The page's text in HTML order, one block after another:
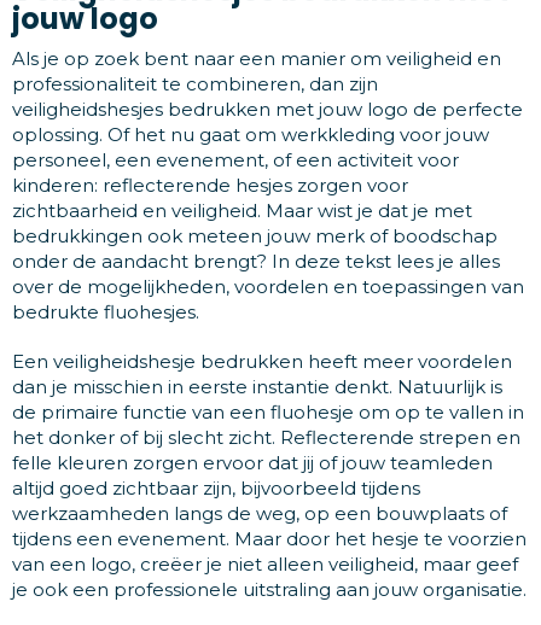
jouw logo
Als je op zoek bent naar een manier om veiligheid en
professionaliteit te combineren, dan zijn
veiligheidshesjes bedrukken met jouw logo de perfecte
oplossing. Of het nu gaat om werkkleding voor jouw
personeel, een evenement, of een activiteit voor
kinderen: reflecterende hesjes zorgen voor
zichtbaarheid en veiligheid. Maar wist je dat je met
bedrukkingen ook meteen jouw merk of boodschap
onder de aandacht brengt? In deze tekst lees je alles
over de mogelijkheden, voordelen en toepassingen van
bedrukte fluohesjes.
Een veiligheidshesje bedrukken heeft meer voordelen
dan je misschien in eerste instantie denkt. Natuurlijk is
de primaire functie van een fluohesje om op te vallen in
het donker of bij slecht zicht. Reflecterende strepen en
felle kleuren zorgen ervoor dat jij of jouw teamleden
altijd goed zichtbaar zijn, bijvoorbeeld tijdens
werkzaamheden langs de weg, op een bouwplaats of
tijdens een evenement. Maar door het hesje te voorzien
van een logo, creëer je niet alleen veiligheid, maar geef
je ook een professionele uitstraling aan jouw organisatie.